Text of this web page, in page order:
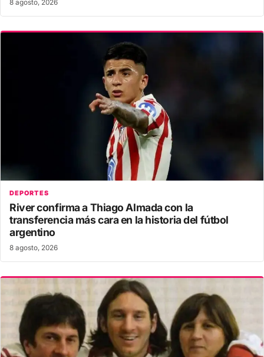
8 agosto, 2026
DEPORTES
River confirma a Thiago Almada con la
transferencia más cara en la historia del fútbol
argentino
8 agosto, 2026